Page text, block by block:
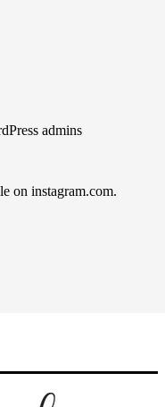
admins
on instagram.com.